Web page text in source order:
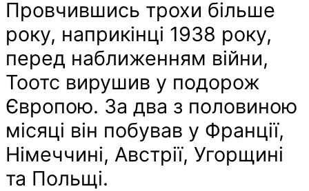
Провчившись трохи більше
року, наприкінці 1938 року,
перед наближенням війни,
Тоотс вирушив у подорож
Європою. За два з половиною
місяці він побував у Франції,
Німеччині, Австрії, Угорщині
та Польщі.